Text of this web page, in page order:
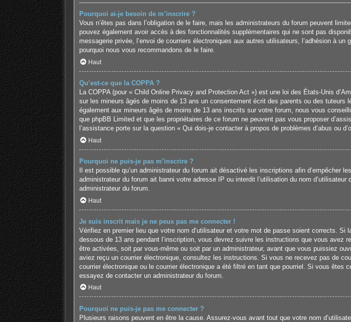
Pourquoi ai-je besoin de m’inscrire ?
Vous n’êtes pas dans l’obligation de le faire, mais les administrateurs du forum peuvent
pouvez également avoir accès à des fonctionnalités supplémentaires qui ne sont pas
messagerie privée, l’envoi de courriers électroniques aux autres utilisateurs, l’adhésion à un
pourquoi nous vous recommandons de le faire.
Haut
Qu’est-ce que la COPPA ?
La COPPA (pour « Child Online Privacy and Protection Act ») est une loi des États-Unis
sur les mineurs âgés de moins de 13 ans un consentement écrit des parents ou des
également aux mineurs âgés de moins de 13 ans inscrits sur votre forum, nous vous
que phpBB Limited et que les propriétaires de ce forum ne peuvent pas vous proposer
l’assistance porte sur la question « Qui dois-je contacter à propos de problèmes d’abus ou
Haut
Pourquoi ne puis-je pas m’inscrire ?
Il est possible qu’un administrateur du forum ait désactivé les inscriptions afin d’empêcher
administrateur du forum ait banni votre adresse IP ou interdit l’utilisation du nom
administrateur du forum.
Haut
Je suis inscrit mais je ne peux pas me connecter !
Vérifiez en premier lieu que votre nom d’utilisateur et votre mot de passe soient corrects.
dessous de 13 ans pendant l’inscription, vous devrez suivre les instructions que vous
être activées, soit par vous-même ou soit par un administrateur, avant que vous puissiez
aviez reçu un courrier électronique, consultez les instructions. Si vous ne recevez pas de
courrier électronique ou le courrier électronique a été filtré en tant que pourriel. Si vous êtes
essayez de contacter un administrateur du forum.
Haut
Pourquoi ne puis-je pas me connecter ?
Plusieurs raisons peuvent en être la cause. Assurez-vous avant tout que votre nom